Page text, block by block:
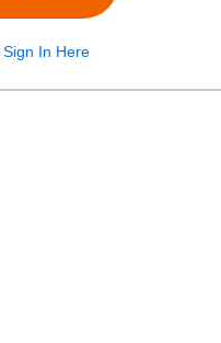
Sign In Here